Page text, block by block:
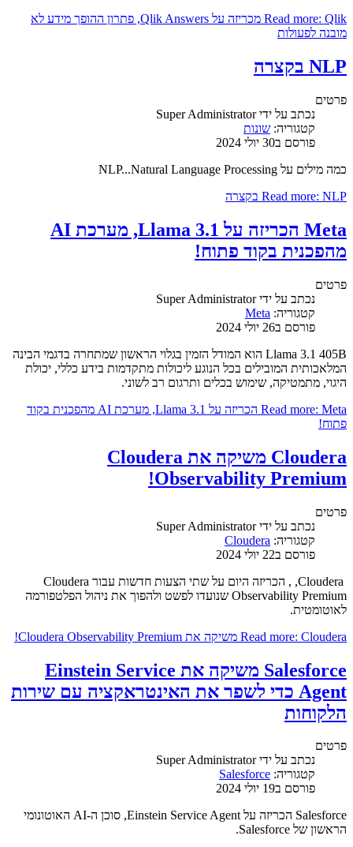
Read more: Qlik מכריזה על Qlik Answers, פתרון ההופך מידע לא
מובנה לפעולות
NLP בקצרה
פרטים
נכתב על ידיSuper Administrator
קטגוריה: שונות
פורסם ב30 יולי 2024
כמה מילים על NLP...Natural Language Processing
Read more: NLP בקצרה
Meta הכריזה על Llama 3.1, מערכת AI
מהפכנית בקוד פתוח!
פרטים
נכתב על ידיSuper Administrator
קטגוריה: Meta
פורסם ב26 יולי 2024
Llama 3.1 405B הוא המודל הזמין בגלוי הראשון שמתחרה בדגמי הבינה
המלאכותית המובילים בכל הנוגע ליכולות מתקדמות בידע כללי, יכולת
היגוי, מתמטיקה, שימוש בכלים ותרגום רב לשוני.
Read more: Meta הכריזה על Llama 3.1, מערכת AI מהפכנית בקוד
פתוח!
Cloudera משיקה את Cloudera
Observability Premium!
פרטים
נכתב על ידיSuper Administrator
קטגוריה: Cloudera
פורסם ב22 יולי 2024
Cloudera, , הכריזה היום על שתי הצעות חדשות עבור Cloudera
Observability Premium שנועדו לפשט ולהפוך את ניהול הפלטפורמה
לאוטומטית.
Read more: Cloudera משיקה את Cloudera Observability Premium!
Salesforce משיקה את Einstein Service
Agent כדי לשפר את האינטראקציה עם שירות
הלקוחות
פרטים
נכתב על ידיSuper Administrator
קטגוריה: Salesforce
פורסם ב19 יולי 2024
Salesforce הכריזה על Einstein Service Agent, סוכן ה-AI האוטונומי
הראשון של Salesforce.